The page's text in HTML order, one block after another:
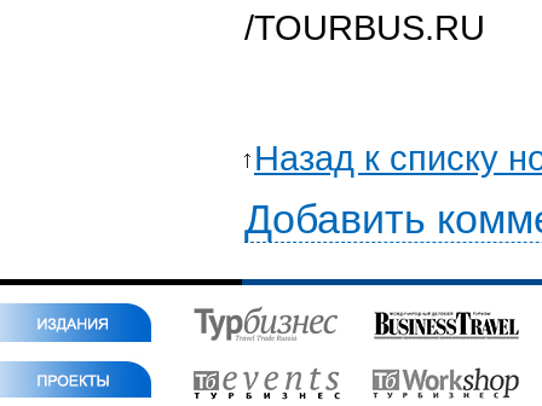
/TOURBUS.RU
Назад к списку
Добавить